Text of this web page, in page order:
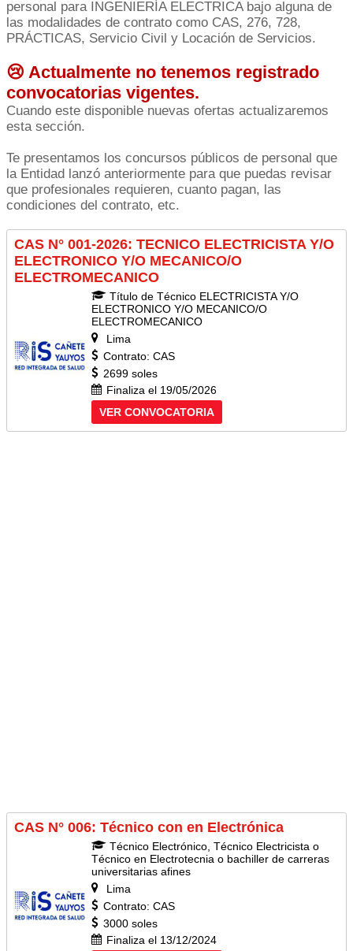
personal para INGENIERÍA ELECTRICA bajo alguna de
las modalidades de contrato como CAS, 276, 728,
PRÁCTICAS, Servicio Civil y Locación de Servicios.
😢 Actualmente no tenemos registrado
convocatorias vigentes.
Cuando este disponible nuevas ofertas actualizaremos
esta sección.
Te presentamos los concursos públicos de personal que
la Entidad lanzó anteriormente para que puedas revisar
que profesionales requieren, cuanto pagan, las
condiciones del contrato, etc.
CAS N° 001-2026: TECNICO ELECTRICISTA Y/O
ELECTRONICO Y/O MECANICO/O
ELECTROMECANICO
Título de Técnico ELECTRICISTA Y/O
ELECTRONICO Y/O MECANICO/O
ELECTROMECANICO
Lima
Contrato: CAS
2699 soles
Finaliza el 19/05/2026
VER CONVOCATORIA
CAS N° 006: Técnico con en Electrónica
Técnico Electrónico, Técnico Electricista o
Técnico en Electrotecnia o bachiller de carreras
universitarias afines
Lima
Contrato: CAS
3000 soles
Finaliza el 13/12/2024